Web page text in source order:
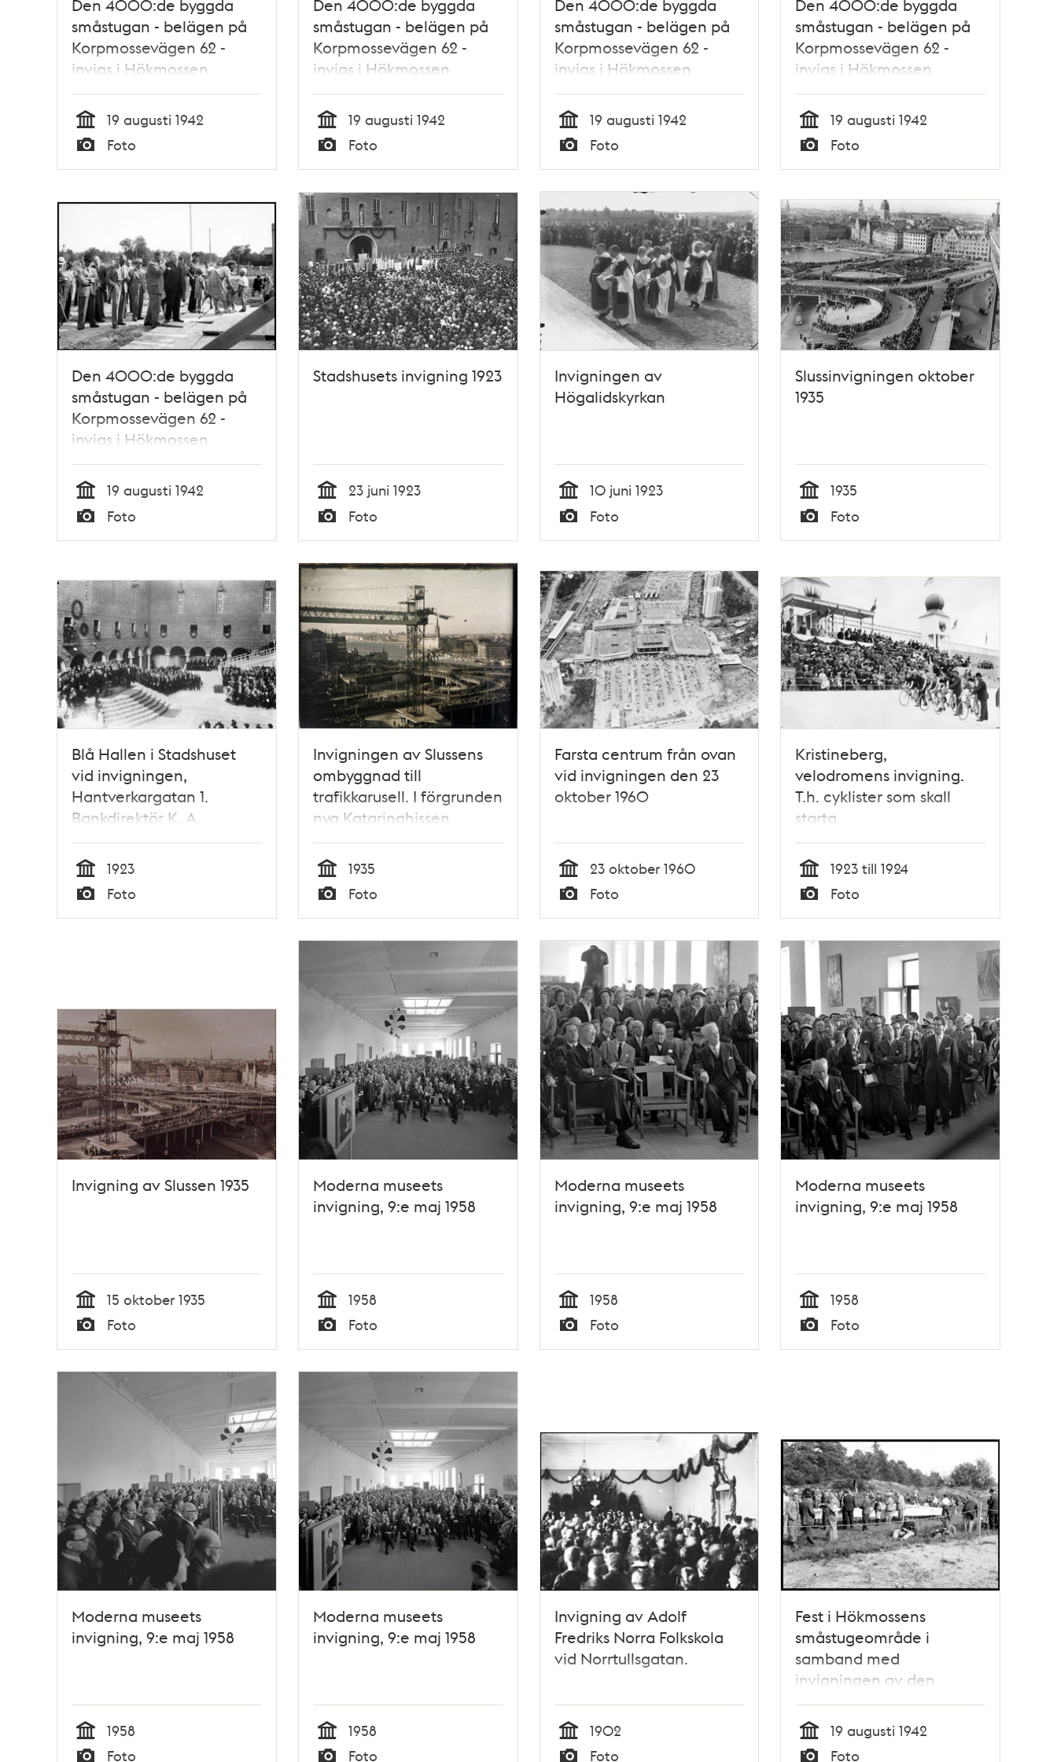
Den 4000:de byggda
småstugan - belägen på
Korpmossevägen 62 -
invigs i Hökmossen
småstugeområde
Tid
19 augusti 1942
Typ
Foto
Den 4000:de byggda
småstugan - belägen på
Korpmossevägen 62 -
invigs i Hökmossen
småstugeområde
Tid
19 augusti 1942
Typ
Foto
Den 4000:de byggda
småstugan - belägen på
Korpmossevägen 62 -
invigs i Hökmossen
småstugeområde
Tid
19 augusti 1942
Typ
Foto
Den 4000:de byggda
småstugan - belägen på
Korpmossevägen 62 -
invigs i Hökmossen
småstugeområde
Tid
19 augusti 1942
Typ
Foto
Den 4000:de byggda
småstugan - belägen på
Korpmossevägen 62 -
invigs i Hökmossen
småstugeområde
Tid
19 augusti 1942
Typ
Foto
Stadshusets invigning 1923
Tid
23 juni 1923
Typ
Foto
Invigningen av
Högalidskyrkan
Tid
10 juni 1923
Typ
Foto
Slussinvigningen oktober
1935
Tid
1935
Typ
Foto
Blå Hallen i Stadshuset
vid invigningen,
Hantverkargatan 1.
Bankdirektör K. A.
Wallenberg talar
Tid
1923
Typ
Foto
Invigningen av Slussens
ombyggnad till
trafikkarusell. I förgrunden
nya Katarinahissen
Tid
1935
Typ
Foto
Farsta centrum från ovan
vid invigningen den 23
oktober 1960
Tid
23 oktober 1960
Typ
Foto
Kristineberg,
velodromens invigning.
T.h. cyklister som skall
starta
Tid
1923 till 1924
Typ
Foto
Invigning av Slussen 1935
Tid
15 oktober 1935
Typ
Foto
Moderna museets
invigning, 9:e maj 1958
Tid
1958
Typ
Foto
Moderna museets
invigning, 9:e maj 1958
Tid
1958
Typ
Foto
Moderna museets
invigning, 9:e maj 1958
Tid
1958
Typ
Foto
Moderna museets
invigning, 9:e maj 1958
Tid
1958
Foto
Moderna museets
invigning, 9:e maj 1958
Tid
1958
Foto
Invigning av Adolf
Fredriks Norra Folkskola
vid Norrtullsgatan.
Tid
1902
Foto
Fest i Hökmossens
småstugeområde i
samband med
invigningen av den
4000:de byggda
småstugan - belägen på
Korpmossevägen 62
Tid
19 augusti 1942
Foto